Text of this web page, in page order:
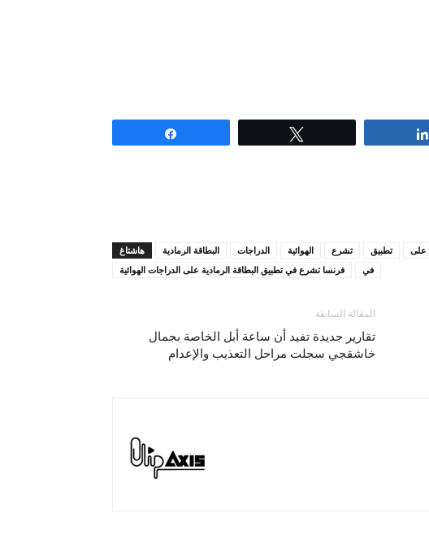
هاشتاغ البطاقة الرمادية الدراجات الهوائية تشرع تطبيق على
فرنسا تشرع في تطبيق البطاقة الرمادية على الدراجات الهوائية
في
المقالة السابقة
تقارير جديدة تفيد أن ساعة أبل الخاصة بجمال
خاشقجي سجلت مراحل التعذيب والإعدام